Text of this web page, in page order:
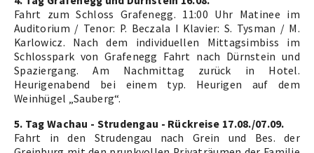
Fahrt zum Schloss Grafenegg. 11:00 Uhr Matinee im
Auditorium / Tenor: P. Beczala I Klavier: S. Tysman / M.
Karlowicz. Nach dem individuellen Mittagsimbiss im
Schlosspark von Grafenegg Fahrt nach Dürnstein und
Spaziergang. Am Nachmittag zurück in Hotel.
Heurigenabend bei einem typ. Heurigen auf dem
Weinhügel „Sauberg“.
5. Tag Wachau - Strudengau - Rückreise 17.08./07.09.
Fahrt in den Strudengau nach Grein und Bes. der